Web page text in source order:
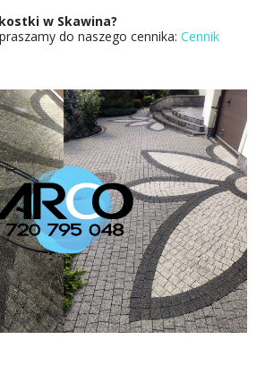
w Skawina?
do naszego cennika: Cennik